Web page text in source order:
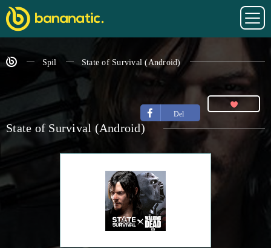
Spil State of Survival (Android)
Del
State of Survival (Android)